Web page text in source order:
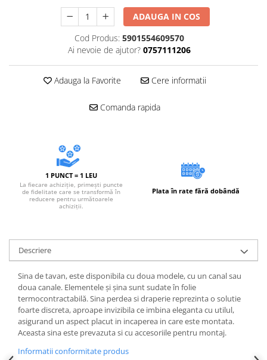
ADAUGA IN COS
Cod Produs: 5901554609570
Ai nevoie de ajutor? 0757111206
Adauga la Favorite Cere informatii
Comanda rapida
1 PUNCT = 1 LEU
La fiecare achiziție, primești puncte
de fidelitate care se transformă în
reducere pentru următoarele
achiziții.
Plata în rate fără dobândă
Descriere
Sina de tavan, este disponibila cu doua modele, cu un canal sau
doua canale. Elementele și șina sunt sudate în folie
termocontractabilă. Sina perdea si draperie reprezinta o solutie
foarte discreta, aproape invizibila ce imbina eleganta cu utilul,
asigurand un aspect placut in incaperea in care este montata.
Aceasta sina este prevazuta si cu accesoriile pentru montaj.
Informatii conformitate produs